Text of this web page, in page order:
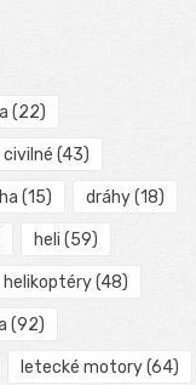
(22)
civilné (43)
(15) dráhy(18)
heli (59)
helikoptéry(48)
(92)
letecké motory(64)